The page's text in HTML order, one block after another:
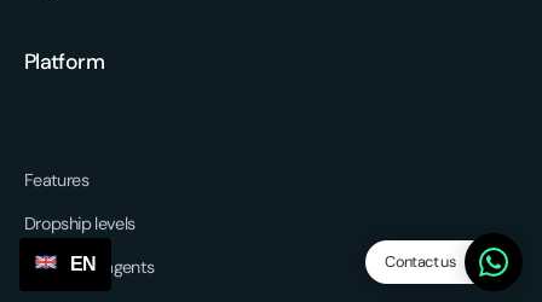
Contact us
Platform
Features
Dropship levels
Suppliers / agents
EN